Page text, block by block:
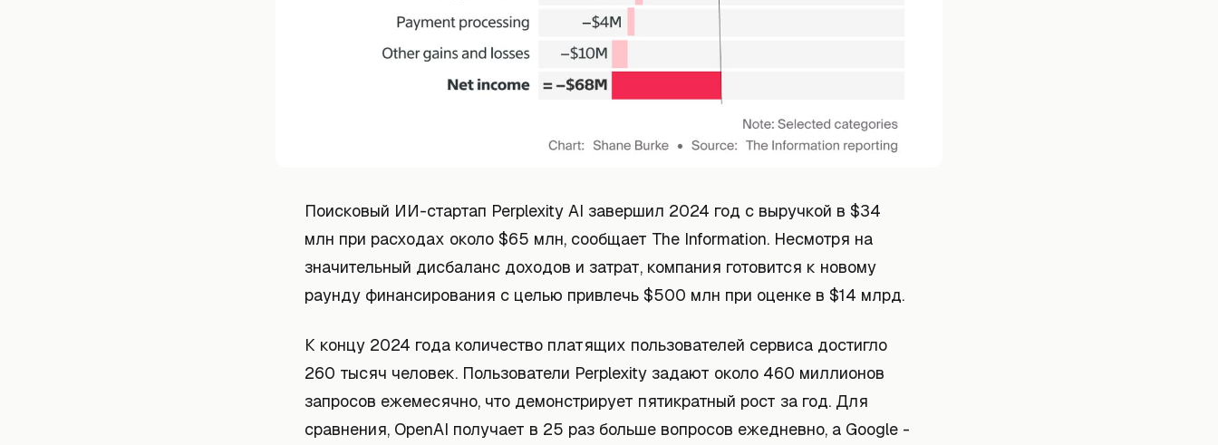
Поисковый ИИ-стартап Perplexity AI завершил 2024 год с выручкой в $34
млн при расходах около $65 млн, сообщает The Information. Несмотря на
значительный дисбаланс доходов и затрат, компания готовится к новому
раунду финансирования с целью привлечь $500 млн при оценке в $14 млрд.
К концу 2024 года количество платящих пользователей сервиса достигло
260 тысяч человек. Пользователи Perplexity задают около 460 миллионов
запросов ежемесячно, что демонстрирует пятикратный рост за год. Для
сравнения, OpenAI получает в 25 раз больше вопросов ежедневно, а Google -